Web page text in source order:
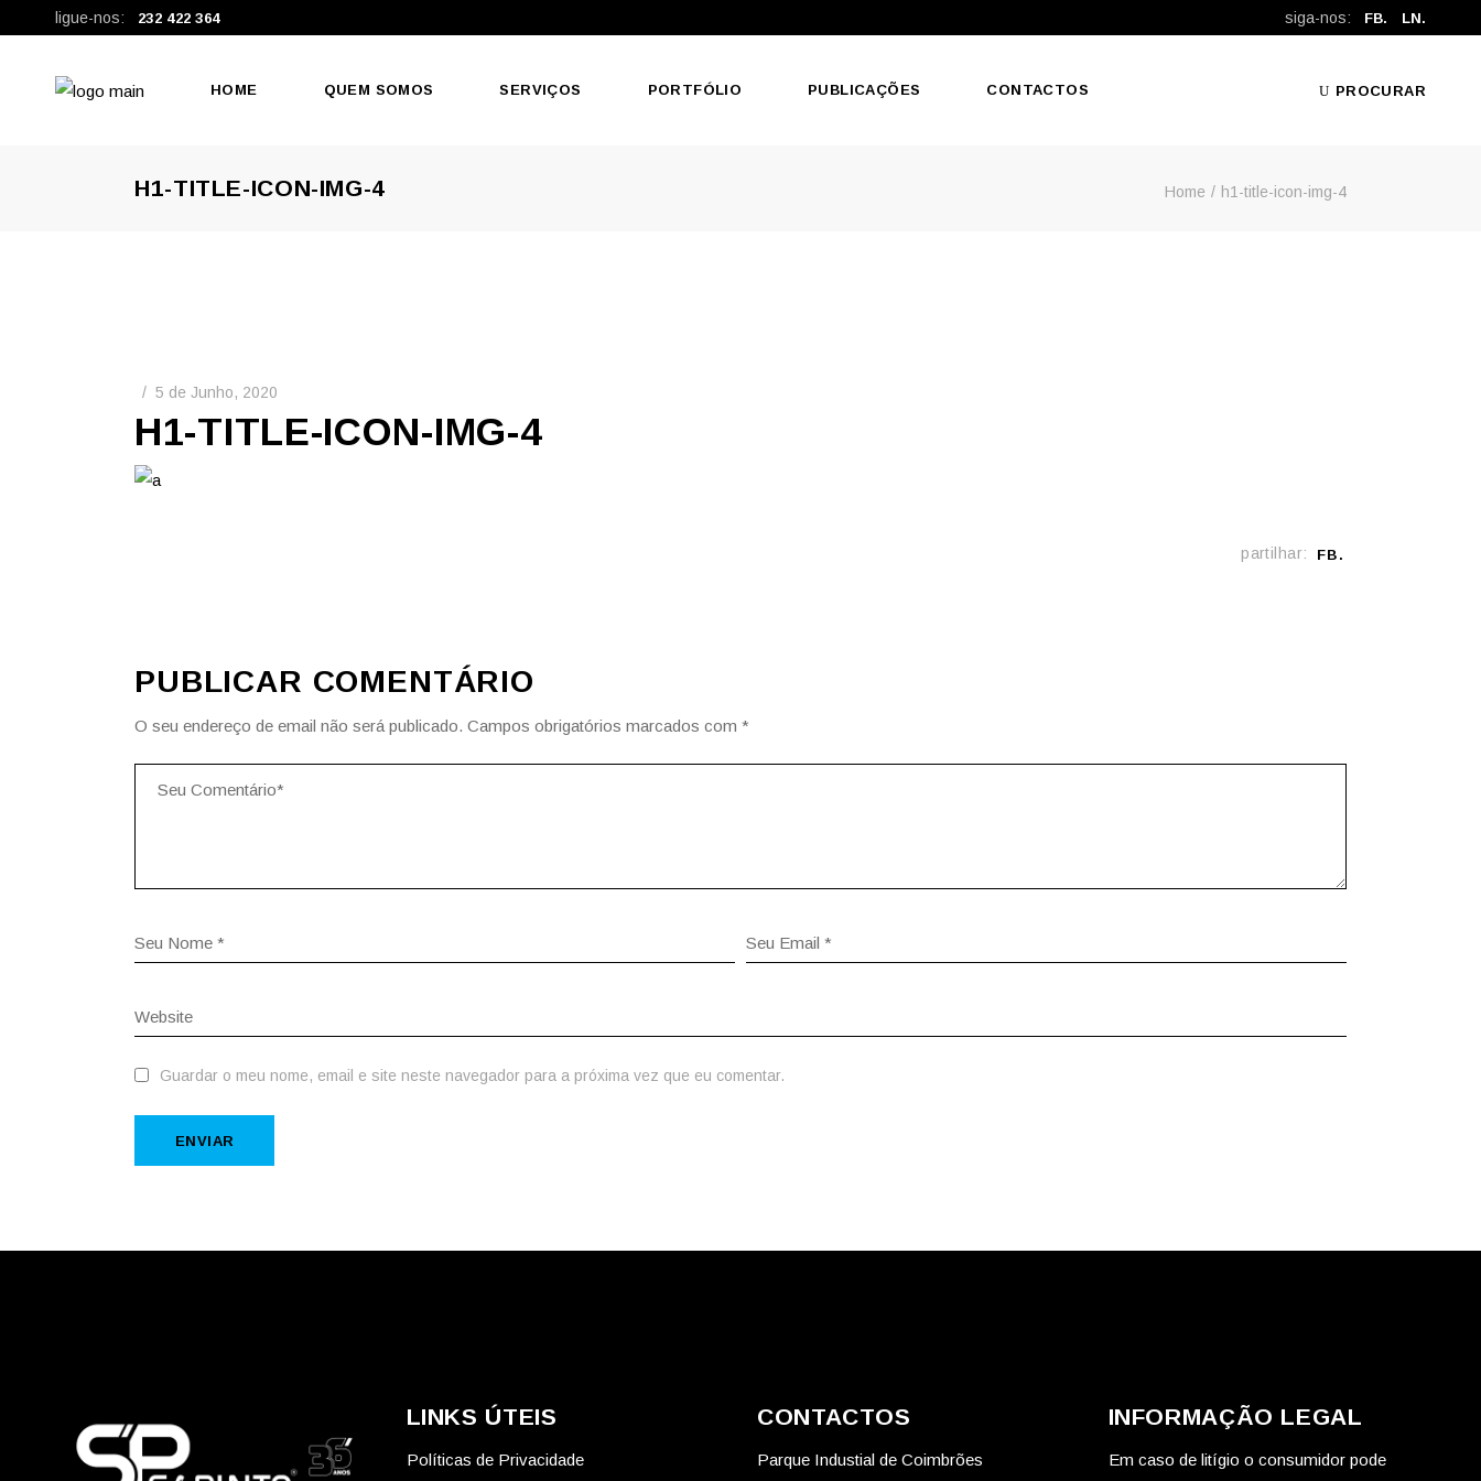
ligue-nos: 232 422 364 siga-nos: FB. LN.
HOME QUEM SOMOS SERVIÇOS PORTFÓLIO PUBLICAÇÕES CONTACTOS PROCURAR
H1-TITLE-ICON-IMG-4 Home h1-title-icon-img-4
5 de Junho, 2020
H1-TITLE-ICON-IMG-4
partilhar: FB
PUBLICAR COMENTÁRIO
O seu endereço de email não será publicado. Campos obrigatórios marcados com *
Guardar o meu nome, email e site neste navegador para a próxima vez que eu comentar.
ENVIAR
LINKS ÚTEIS
Políticas de Privacidade
CONTACTOS
Parque Industial de Coimbrões
INFORMAÇÃO LEGAL
Em caso de litígio o consumidor pode